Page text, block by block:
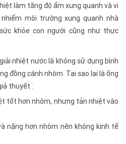
làm tăng độ ẩm xung quanh và vi
môi trường xung quanh nhà
khỏe con người cũng như thực
nhiệt nước là không sử dụng bình
đồng cánh nhôm. Tại sao lại là ống
thuyết :
hơn nhôm, nhưng tản nhiệt vào
hơn nhôm nên không kinh tế